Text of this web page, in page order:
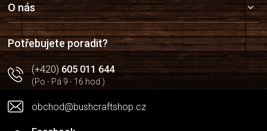
a
t
í
O nás
Potřebujete poradit?
(+420)605 011 644
(Po - Pá 9 - 16 hod.)
obchod@bushcraftshop.cz